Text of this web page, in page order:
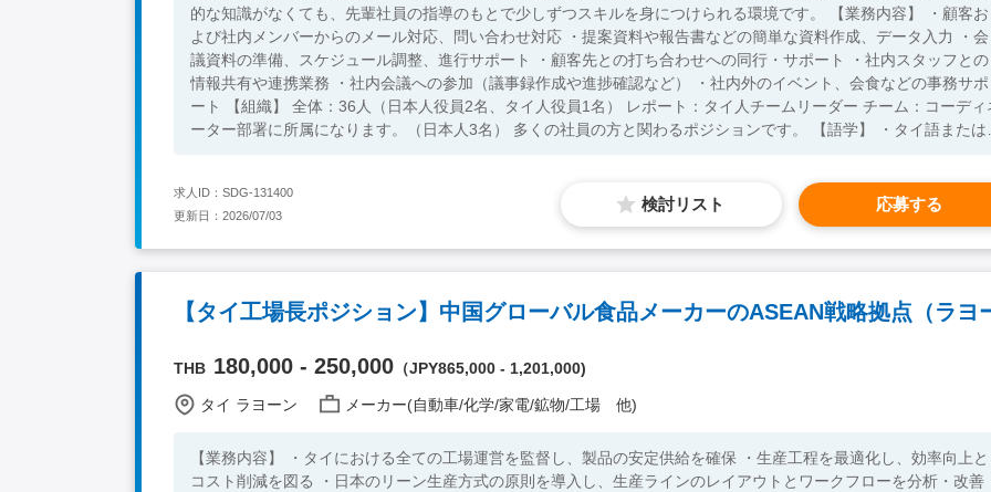
的な知識がなくても、先輩社員の指導のもとで少しずつスキルを身につけられる環境です。 【業務内容】 ・顧客お
よび社内メンバーからのメール対応、問い合わせ対応 ・提案資料や報告書などの簡単な資料作成、データ入力 ・会
議資料の準備、スケジュール調整、進行サポート ・顧客先との打ち合わせへの同行・サポート ・社内スタッフとの
情報共有や連携業務 ・社内会議への参加（議事録作成や進捗確認など） ・社内外のイベント、会食などの事務サポ
ート 【組織】 全体：36人（日本人役員2名、タイ人役員1名） レポート：タイ人チームリーダー チーム：コーディネ
ーター部署に所属になります。（日本人3名） 多くの社員の方と関わるポジションです。 【語学】 ・タイ語または英
経験3年以上（ワークパーミット要件） ・英語かタイ語：いずれか日常英会話レベル（社内外コミュニケーション
使用） ・日本での勤務経験ある方 【歓迎スキル】 ・経理関係にて3年以上の業務経験をお持ちの方 ・長期で働ける
方 ・タイ語日常会話レベル ・現地にて面接可能な方
検討リスト 応募する
求人ID：SDG-131400
更新日：2026/07/03
THB 180,000 - 250,000 （JPY865,000 - 1,201,000)
タイ ラヨーン メーカー(自動車/化学/家電/鉱物/工場 他)
【業務内容】 ・タイにおける全ての工場運営を監督し、製品の安定供給を確保 ・生産工程を最適化し、効率向上と
コスト削減を図る ・日本のリーン生産方式の原則を導入し、生産ラインのレイアウトとワークフローを分析・改善